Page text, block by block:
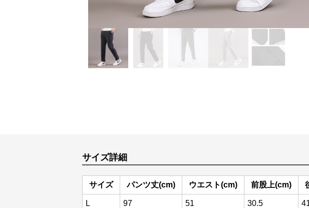
サイズ詳細
サイズ パンツ丈(cm) ウエスト(cm) 前股上(cm)
L 97 51 30.5